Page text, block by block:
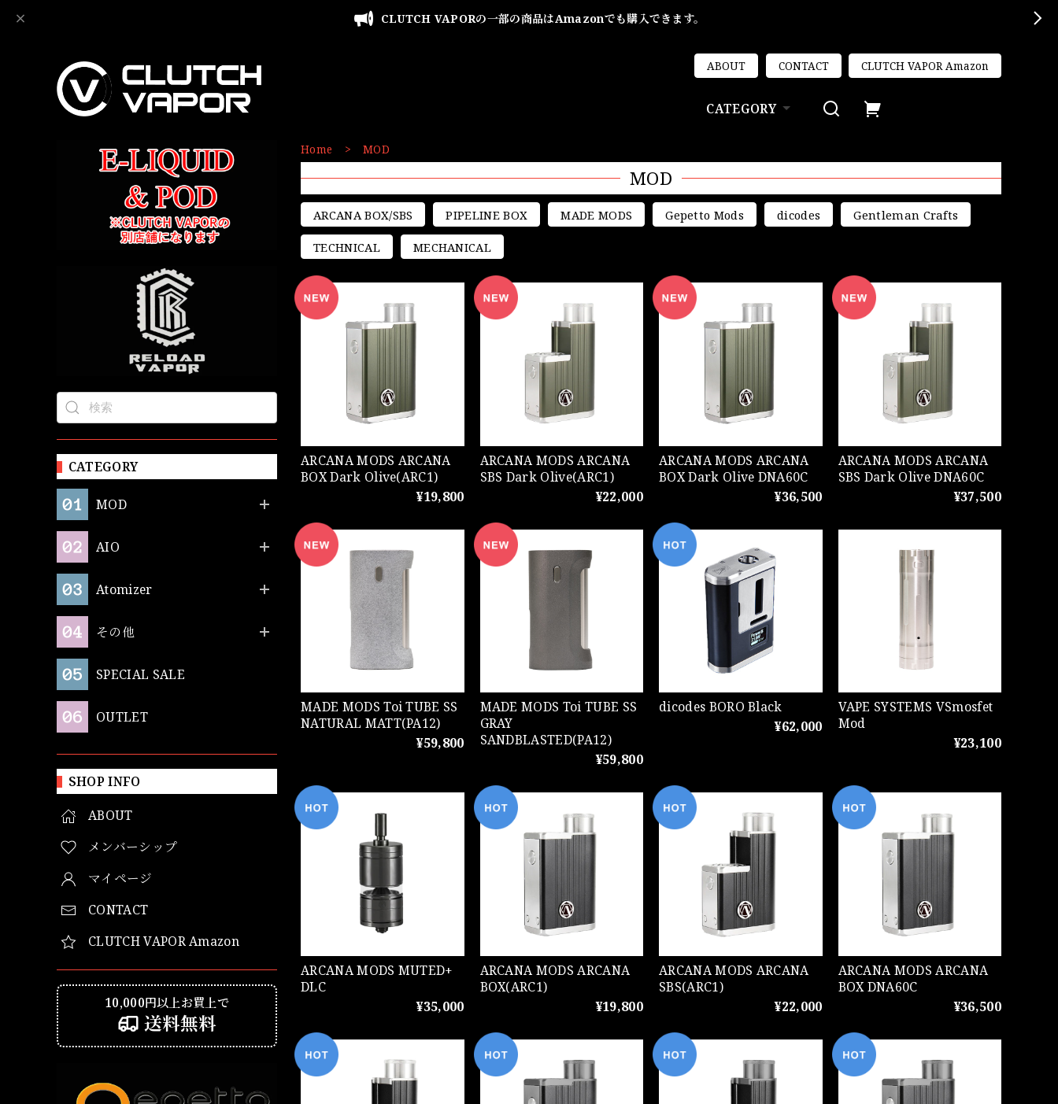
CLUTCH VAPORの一部の商品はAmazonでも購入できます。
ABOUT CONTACT CLUTCH VAPOR Amazon
CATEGORY
CATEGORY
MOD
AIO
Atomizer
その他
SPECIAL SALE
OUTLET
SHOP INFO
ABOUT
メンバーシップ
マイページ
CONTACT
CLUTCH VAPOR Amazon
10,000円以上お買上で
送料無料
Home MOD
MOD
ARCANA BOX/SBS PIPELINE BOX MADE MODS Gepetto Mods dicodes Gentleman Crafts
TECHNICAL MECHANICAL
ARCANA MODS ARCANA
BOX Dark Olive(ARC1)
¥19,800
ARCANA MODS ARCANA
SBS Dark Olive(ARC1)
¥22,000
ARCANA MODS ARCANA
BOX Dark Olive DNA60C
¥36,500
ARCANA MODS ARCANA
SBS Dark Olive DNA60C
¥37,500
MADE MODS Toi TUBE SS
NATURAL MATT(PA12)
¥59,800
MADE MODS Toi TUBE SS
GRAY
SANDBLASTED(PA12)
¥59,800
dicodes BORO Black
¥62,000
VAPE SYSTEMS VSmosfet
Mod
¥23,100
ARCANA MODS MUTED+
DLC
¥35,000
ARCANA MODS ARCANA
BOX(ARC1)
¥19,800
ARCANA MODS ARCANA
SBS(ARC1)
¥22,000
ARCANA MODS ARCANA
BOX DNA60C
¥36,500